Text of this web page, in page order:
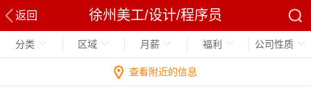
返回 徐州美工/设计/程序员
分类 区域 月薪 福利 公司性质
查看附近的信息